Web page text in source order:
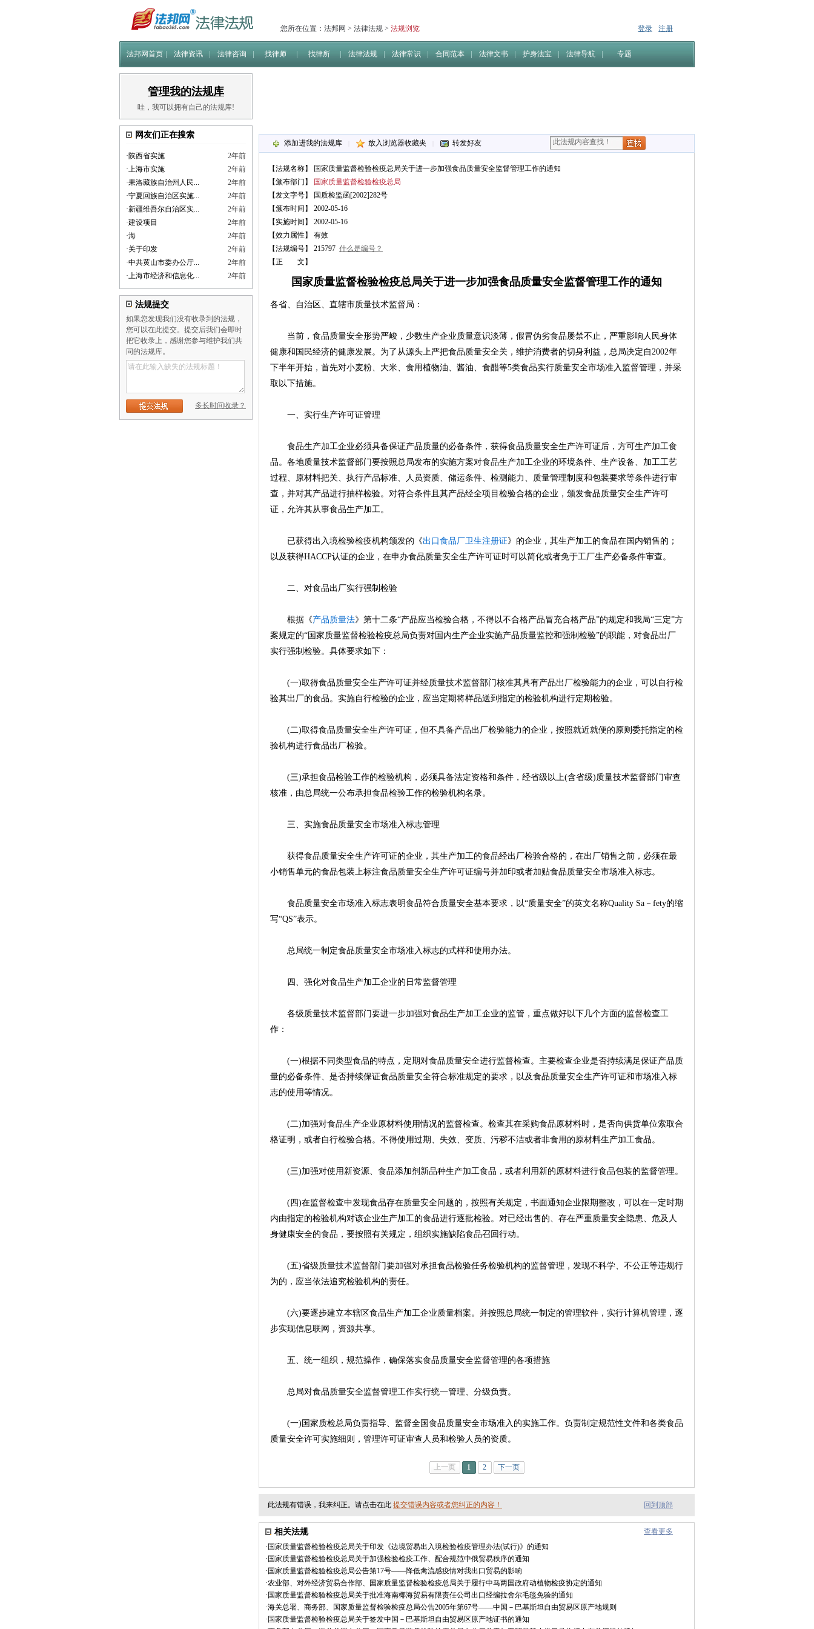
您所在位置： 法邦网 > 法律法规 > 法规浏览 登录 注册
法邦网首页 法律资讯 法律咨询 找律师 找律所 法律法规 法律常识 合同范本 法律文书 护身法宝 法律导航 专题
管理我的法规库
哇，我可以拥有自己的法规库!
网友们正在搜索
·陕西省实施
2年前
·上海市实施
2年前
·果洛藏族自治州人民...
2年前
·宁夏回族自治区实施...
2年前
·新疆维吾尔自治区实...
2年前
·建设项目
2年前
·海
2年前
·关于印发
2年前
·中共黄山市委办公厅...
2年前
·上海市经济和信息化... 2年前
法规提交
如果您发现我们没有收录到的法规，
您可以在此提交。提交后我们会即时
把它收录上，感谢您参与维护我们共
同的法规库。
多长时间收录？
添加进我的法规库 放入浏览器收藏夹 转发好友
【法规名称】
国家质量监督检验检疫总局关于进一步加强食品质量安全监督管理工作的通知
【颁布部门】
国家质量监督检验检疫总局
【发文字号】 国质检监函[2002]282号
【颁布时间】 2002-05-16
【实施时间】 2002-05-16
【效力属性】 有效
【法规编号】 215797 什么是编号？
【正 文】
国家质量监督检验检疫总局关于进一步加强食品质量安全监督管理工作的通知
各省、自治区、直辖市质量技术监督局：
当前，食品质量安全形势严峻，少数生产企业质量意识淡薄，假冒伪劣食品屡禁不止，严重影响人民身体
健康和国民经济的健康发展。为了从源头上严把食品质量安全关，维护消费者的切身利益，总局决定自2002年
下半年开始，首先对小麦粉、大米、食用植物油、酱油、食醋等5类食品实行质量安全市场准入监督管理，并采
取以下措施。
一、实行生产许可证管理
食品生产加工企业必须具备保证产品质量的必备条件，获得食品质量安全生产许可证后，方可生产加工食
品。各地质量技术监督部门要按照总局发布的实施方案对食品生产加工企业的环境条件、生产设备、加工工艺
过程、原材料把关、执行产品标准、人员资质、储运条件、检测能力、质量管理制度和包装要求等条件进行审
查，并对其产品进行抽样检验。对符合条件且其产品经全项目检验合格的企业，颁发食品质量安全生产许可
证，允许其从事食品生产加工。
已获得出入境检验检疫机构颁发的《出口食品厂卫生注册证》的企业，其生产加工的食品在国内销售的；
以及获得HACCP认证的企业，在申办食品质量安全生产许可证时可以简化或者免于工厂生产必备条件审查。
二、对食品出厂实行强制检验
根据《产品质量法》第十二条“产品应当检验合格，不得以不合格产品冒充合格产品”的规定和我局“三定”方
案规定的“国家质量监督检验检疫总局负责对国内生产企业实施产品质量监控和强制检验”的职能，对食品出厂
实行强制检验。具体要求如下：
(一)取得食品质量安全生产许可证并经质量技术监督部门核准其具有产品出厂检验能力的企业，可以自行检
验其出厂的食品。实施自行检验的企业，应当定期将样品送到指定的检验机构进行定期检验。
(二)取得食品质量安全生产许可证，但不具备产品出厂检验能力的企业，按照就近就便的原则委托指定的检
验机构进行食品出厂检验。
(三)承担食品检验工作的检验机构，必须具备法定资格和条件，经省级以上(含省级)质量技术监督部门审查
核准，由总局统一公布承担食品检验工作的检验机构名录。
三、实施食品质量安全市场准入标志管理
获得食品质量安全生产许可证的企业，其生产加工的食品经出厂检验合格的，在出厂销售之前，必须在最
小销售单元的食品包装上标注食品质量安全生产许可证编号并加印或者加贴食品质量安全市场准入标志。
食品质量安全市场准入标志表明食品符合质量安全基本要求，以“质量安全”的英文名称Quality Sa－fety的缩
写“QS”表示。
总局统一制定食品质量安全市场准入标志的式样和使用办法。
四、强化对食品生产加工企业的日常监督管理
各级质量技术监督部门要进一步加强对食品生产加工企业的监管，重点做好以下几个方面的监督检查工
作：
(一)根据不同类型食品的特点，定期对食品质量安全进行监督检查。主要检查企业是否持续满足保证产品质
量的必备条件、是否持续保证食品质量安全符合标准规定的要求，以及食品质量安全生产许可证和市场准入标
志的使用等情况。
(二)加强对食品生产企业原材料使用情况的监督检查。检查其在采购食品原材料时，是否向供货单位索取合
格证明，或者自行检验合格。不得使用过期、失效、变质、污秽不洁或者非食用的原材料生产加工食品。
(三)加强对使用新资源、食品添加剂新品种生产加工食品，或者利用新的原材料进行食品包装的监督管理。
(四)在监督检查中发现食品存在质量安全问题的，按照有关规定，书面通知企业限期整改，可以在一定时期
内由指定的检验机构对该企业生产加工的食品进行逐批检验。对已经出售的、存在严重质量安全隐患、危及人
身健康安全的食品，要按照有关规定，组织实施缺陷食品召回行动。
(五)省级质量技术监督部门要加强对承担食品检验任务检验机构的监督管理，发现不科学、不公正等违规行
为的，应当依法追究检验机构的责任。
(六)要逐步建立本辖区食品生产加工企业质量档案。并按照总局统一制定的管理软件，实行计算机管理，逐
步实现信息联网，资源共享。
五、统一组织，规范操作，确保落实食品质量安全监督管理的各项措施
总局对食品质量安全监督管理工作实行统一管理、分级负责。
(一)国家质检总局负责指导、监督全国食品质量安全市场准入的实施工作。负责制定规范性文件和各类食品
质量安全许可实施细则，管理许可证审查人员和检验人员的资质。
上一页 1 2 下一页
此法规有错误，我来纠正。请点击在此 提交错误内容或者您纠正的内容！ 回到顶部
相关法规
查看更多
· 国家质量监督检验检疫总局关于印发《边境贸易出入境检验检疫管理办法(试行)》的通知
· 国家质量监督检验检疫总局关于加强检验检疫工作、配合规范中俄贸易秩序的通知
· 国家质量监督检验检疫总局公告第17号——降低禽流感疫情对我出口贸易的影响
·农业部、对外经济贸易合作部、国家质量监督检验检疫总局关于履行中马两国政府动植物检疫协定的通知
· 国家质量监督检验检疫总局关于批准海南椰海贸易有限责任公司出口经编拉舍尔毛毯免验的通知
·海关总署、商务部、国家质量监督检验检疫总局公告2005年第67号——中国－巴基斯坦自由贸易区原产地规则
· 国家质量监督检验检疫总局关于签发中国－巴基斯坦自由贸易区原产地证书的通知